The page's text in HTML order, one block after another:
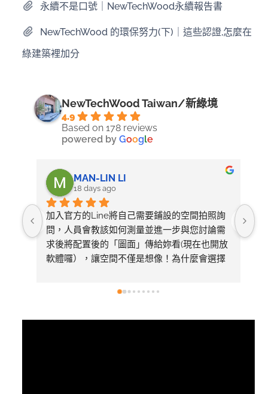
永續不是口號｜NewTechWood永續報告書
NewTechWood 的環保努力(下)｜這些認證,怎麼在
綠建築裡加分
NewTechWood Taiwan/新綠境
4.9
Based on 178 reviews
powered byGoogle
MAN-LIN LI
18 days ago
加入官方的Line將自己需要鋪設的空間拍照詢
問，人員會教該如何測量並進一步與您討論需
求後將配置後的「圖面」傳給妳看(現在也開放
軟體囉），讓空間不僅是想像！為什麼會選擇
採訪總公司，內容有詳細介紹產品差異